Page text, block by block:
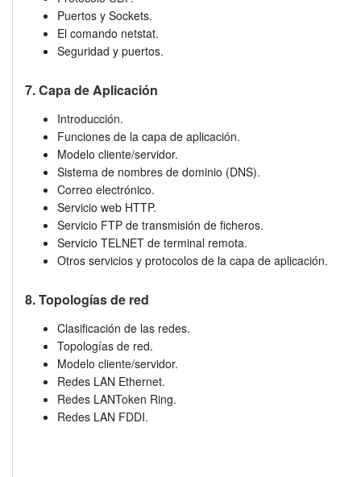
Puertos y Sockets.
El comando netstat.
Seguridad y puertos.
7. Capa de Aplicación
Introducción.
Funciones de la capa de aplicación.
Modelo cliente/servidor.
Sistema de nombres de dominio (DNS).
Correo electrónico.
Servicio web HTTP.
Servicio FTP de transmisión de ficheros.
Servicio TELNET de terminal remota.
Otros servicios y protocolos de la capa de aplicación.
8. Topologías de red
Clasificación de las redes.
Topologías de red.
Modelo cliente/servidor.
Redes LAN Ethernet.
Redes LANToken Ring.
Redes LAN FDDI.